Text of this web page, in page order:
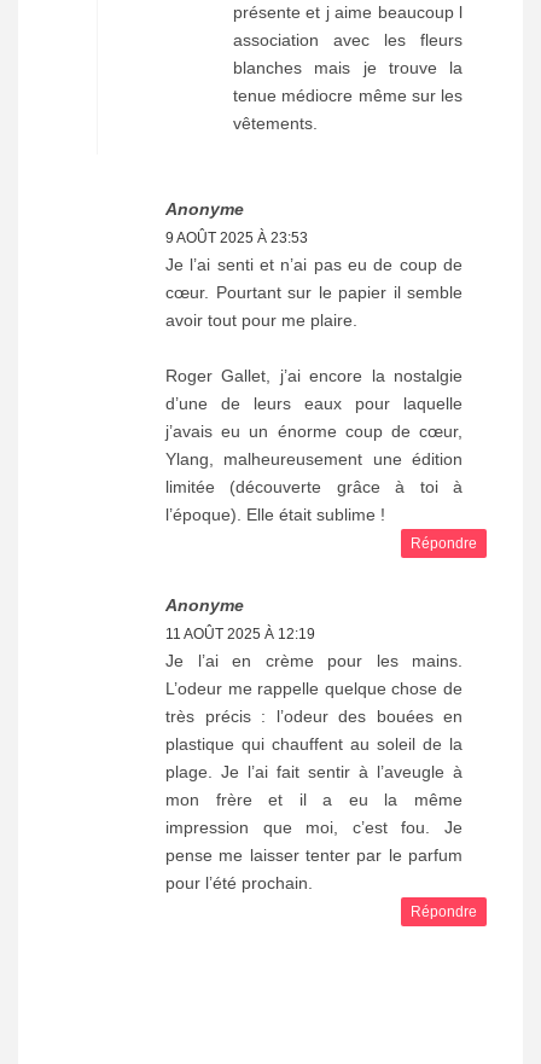
présente et j aime beaucoup l
association avec les fleurs
blanches mais je trouve la
tenue médiocre même sur les
vêtements.
Anonyme
9 AOÛT 2025 À 23:53
Je l’ai senti et n’ai pas eu de coup de
cœur. Pourtant sur le papier il semble
avoir tout pour me plaire.
Roger Gallet, j’ai encore la nostalgie
d’une de leurs eaux pour laquelle
j’avais eu un énorme coup de cœur,
Ylang, malheureusement une édition
limitée (découverte grâce à toi à
l’époque). Elle était sublime !
Répondre
Anonyme
11 AOÛT 2025 À 12:19
Je l’ai en crème pour les mains.
L’odeur me rappelle quelque chose de
très précis : l’odeur des bouées en
plastique qui chauffent au soleil de la
plage. Je l’ai fait sentir à l’aveugle à
mon frère et il a eu la même
impression que moi, c’est fou. Je
pense me laisser tenter par le parfum
pour l’été prochain.
Répondre